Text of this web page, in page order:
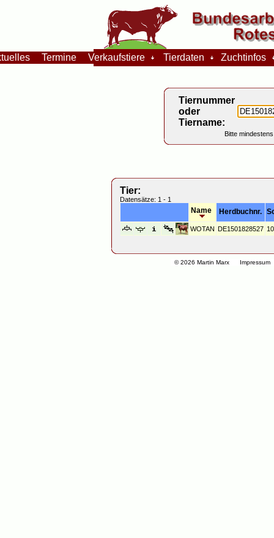
© 2026 Martin Marx Impressum
Termine Verkaufstiere Tierdaten Zuchtinfos
Tiernummer
oder
Tiername:
Bitte
Tier:
Datensätze: 1 - 1
Name Herdbuchnr.
WOTAN DE1501828527